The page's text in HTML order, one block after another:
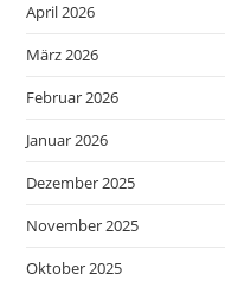
April 2026
März 2026
Februar 2026
Januar 2026
Dezember 2025
November 2025
Oktober 2025